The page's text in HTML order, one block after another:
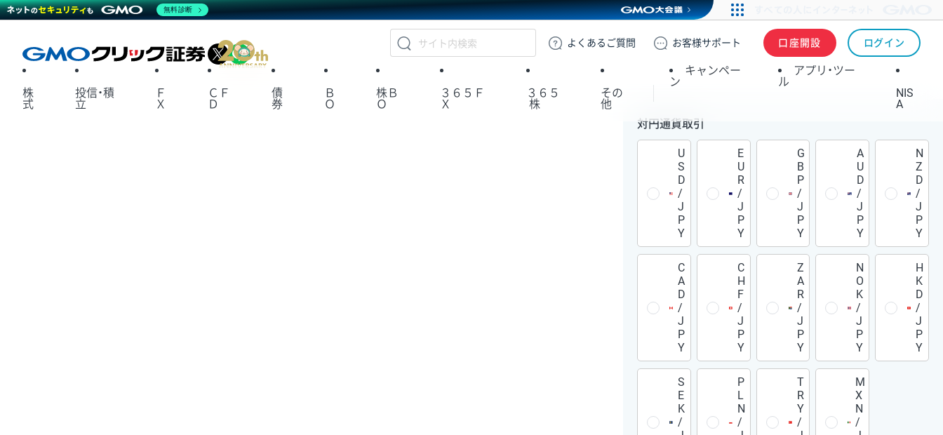
GMOクリック証券
よくある ご質問 お客様サポート 口座開設 ログイン
X
株
式
投信・積
立
Ｆ
Ｘ
ＣＦ
Ｄ
債
券
Ｂ
Ｏ
株Ｂ
Ｏ
３６５Ｆ
Ｘ
３６５
株
その
他
キャンペー
ン
アプリ・ツー
ル
NIS
A
対円通貨取引
U
S
D
/
J
P
Y
E
U
R
/
J
P
Y
G
B
P
/
J
P
Y
A
U
D
/
J
P
Y
N
Z
D
/
J
P
Y
C
A
D
/
J
P
Y
C
H
F
/
J
P
Y
Z
A
R
/
J
P
Y
N
O
K
/
J
P
Y
H
K
D
/
J
P
Y
S
E
K
/
P
L
N
/
T
R
Y
/
M
X
N
/
無料診断